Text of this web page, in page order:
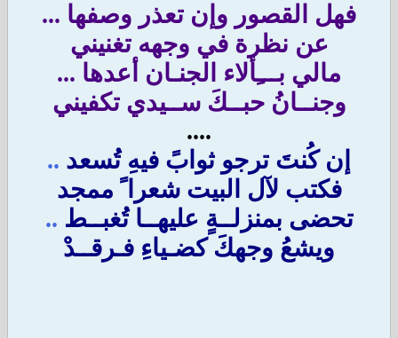
فهل القصور وإن تعذر وصفها ...
عن نظرة في وجهه تغنيني
مالي بـــِألاء الجنـان أعدها ...
وجنــانُ حبــكَ ســيدي تكفيني
....
إن كُنتَ ترجو ثوابً فيهِ تُسعد ..
فكتب لآل البيت شعرا ً ممجد
تحضى بمنزلــةٍ عليهــا تُغبــط ..
ويشعُ وجهكَ كضـياءِ فـرقــدْ